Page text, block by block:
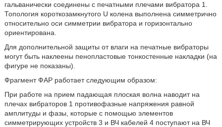
гальванически соединены с печатными плечами вибратора 1.
Топология короткозамкнутого U колена выполнена симметрично
относительно оси симметрии вибратора и горизонтально
ориентирована.
Для дополнительной защиты от влаги на печатные вибраторы
могут быть наклеены пенопластовые тонкостенные накладки (на
фигуре не показаны).
Фрагмент ФАР работает следующим образом:
При работе на прием падающая плоская волна наводит на
плечах вибраторов 1 противофазные напряжения равной
амплитуды и фазы, которые с помощью элементов
симметрирующих устройств 3 и ВЧ кабелей 4 поступают на ВЧ